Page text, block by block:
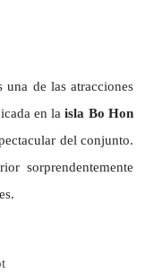
una de las atracciones
en laisla Bo Hon
del conjunto.
sorprendentemente